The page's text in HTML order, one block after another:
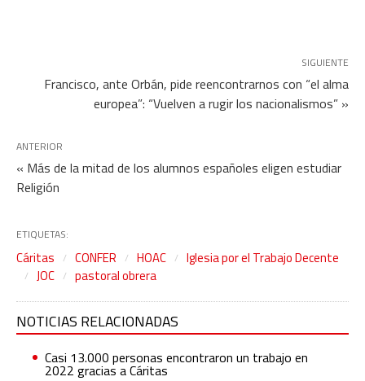
SIGUIENTE
Francisco, ante Orbán, pide reencontrarnos con “el alma
europea”: “Vuelven a rugir los nacionalismos” »
ANTERIOR
« Más de la mitad de los alumnos españoles eligen estudiar
Religión
ETIQUETAS:
Cáritas CONFER HOAC
Iglesia por el Trabajo Decente
JOC
pastoral obrera
NOTICIAS RELACIONADAS
Casi 13.000 personas encontraron un trabajo en
2022 gracias a Cáritas